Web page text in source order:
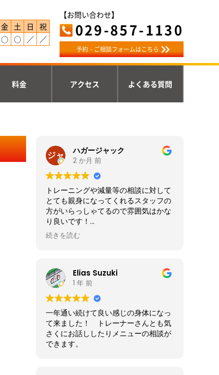
金 土 日
祝
○ ○ ／ ／
【お問い合わせ】
029-857-1130
予約・ご相談フォームはこちら
料金 アクセス よくある質問
ハガージャック
2 か月 前
トレーニングや減量等の相談に対して
とても親身になってくれるスタッフの
方がいらっしゃてるので雰囲気はかな
り良いです！
おかげさまでかなりの減量に成功しま
続きを読む
Elias Suzuki
1 年 前
一年通い続けて良い感じの身体になっ
て来ました！ トレーナーさんとも気
さくにお話ししたりメニューの相談が
できます。